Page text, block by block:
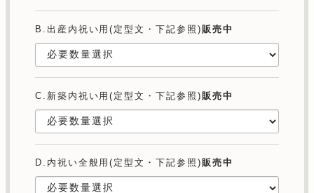
B.出産内祝い用(定型文・下記参照) 販売中
C.新築内祝い用(定型文・下記参照) 販売中
D.内祝い全般用(定型文・下記参照) 販売中